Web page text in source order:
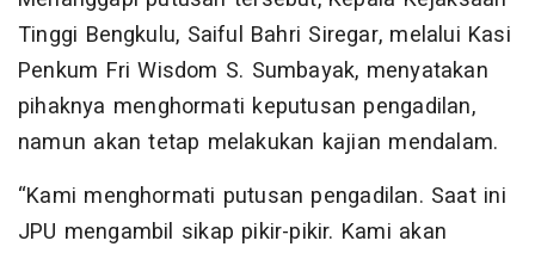
Tinggi Bengkulu, Saiful Bahri Siregar, melalui Kasi
Penkum Fri Wisdom S. Sumbayak, menyatakan
pihaknya menghormati keputusan pengadilan,
namun akan tetap melakukan kajian mendalam.
“Kami menghormati putusan pengadilan. Saat ini
JPU mengambil sikap pikir-pikir. Kami akan